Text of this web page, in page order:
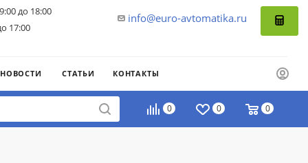
info@euro-avtomatika.ru
до 18:00
17:00
НОВОСТИ СТАТЬИ КОНТАКТЫ
0 0 0